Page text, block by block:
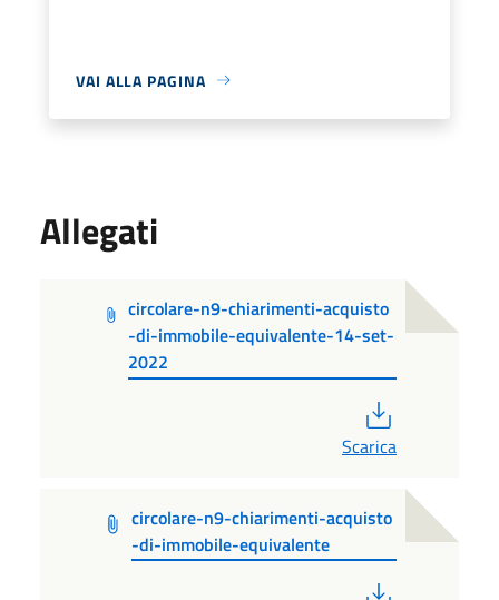
VAI ALLA PAGINA
Allegati
circolare-n9-chiarimenti-acquisto
-di-immobile-equivalente-14-set-
2022
Scarica
circolare-n9-chiarimenti-acquisto
-di-immobile-equivalente